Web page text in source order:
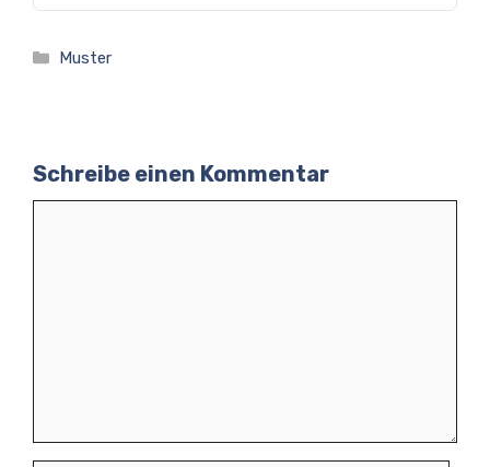
Kategorien
Muster
Schreibe einen Kommentar